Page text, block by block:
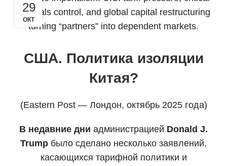
29
ОКТ
США. Политика изоляции
Китая?
(Eastern Post — Лондон, октябрь 2025 года)
В недавние дни администрацией Donald J.
Trump было сделано несколько заявлений,
касающихся тарифной политики и